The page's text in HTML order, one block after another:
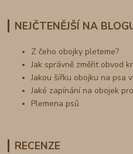
NEJČTENĚJŠÍ NA
Z čeho obojky pleteme?
Jak správně změřit obvod
Jakou šířku obojku na psa
Jaké zapínání na obojek
Plemena psů
RECENZE